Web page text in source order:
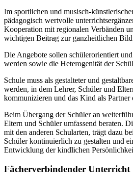
Im sportlichen und musisch-
pädagogisch wertvolle
Kooperation mit regionalen Verbänden
wichtigen Beitrag zur ganzheitlichen
Die Angebote sollen schülerorientiert
werden sowie die Heterogenität der
Schule muss als gestalteter und
werden, in dem Lehrer, Schüler und
kommunizieren und das Kind als Partner
Beim Übergang der Schüler an
Eltern und Schüler umfassend beraten.
mit den anderen Schularten, trägt dazu
Schüler kontinuierlich zu gestalten und
Entwicklung der kindlichen
Fächerverbindender Unterricht